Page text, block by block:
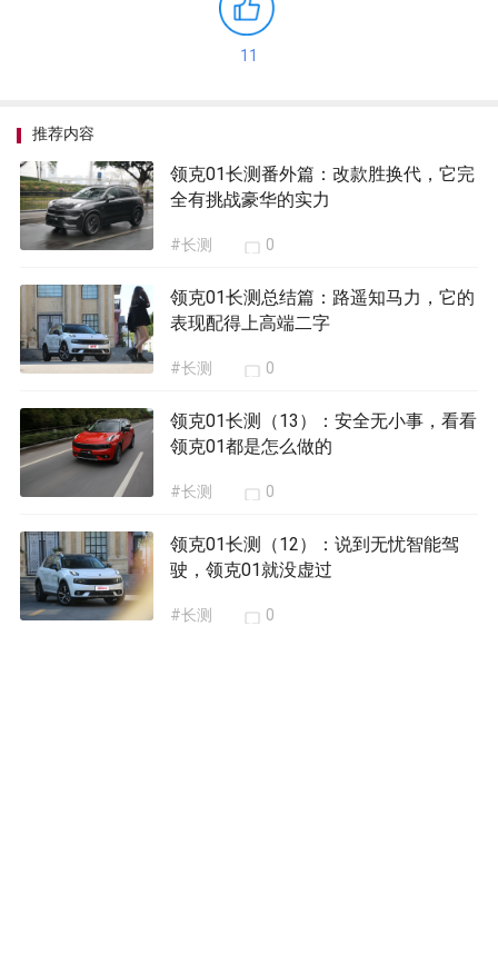
11
推荐内容
领克01长测番外篇：改款胜换代，它完
全有挑战豪华的实力
#长测 0
领克01长测总结篇：路遥知马力，它的
表现配得上高端二字
#长测 0
领克01长测（13）：安全无小事，看看
领克01都是怎么做的
#长测 0
领克01长测（12）：说到无忧智能驾
驶，领克01就没虚过
#长测 0